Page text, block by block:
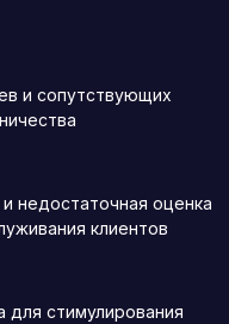
и сопутствующих
недостаточная оценка
клиентов
для стимулирования